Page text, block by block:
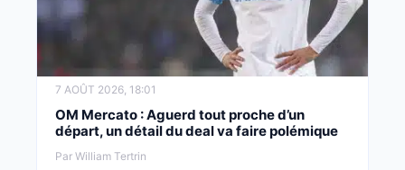
7 AOÛT 2026, 18:01
OM Mercato : Aguerd tout proche d’un
départ, un détail du deal va faire polémique
Par William Tertrin